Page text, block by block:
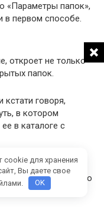
«Параметры папок»,
в первом способе.
откроет не только
папок.
кстати говоря,
в котором
в каталоге с
папок:
хранятся какие-либо
cookie для хранения
Вы даете свое
OK